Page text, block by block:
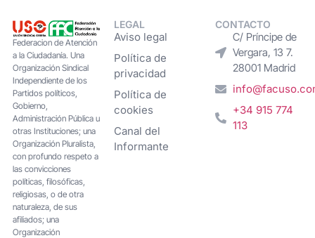
Federacion de Atención
a la Ciudadanía. Una
Organización Sindical
Independiente de los
Partidos políticos,
Gobierno,
Administración Pública u
otras Instituciones; una
Organización Pluralista,
con profundo respeto a
las convicciones
políticas, filosóficas,
religiosas, o de otra
naturaleza, de sus
afiliados; una
Organización
LEGAL
Aviso legal
Política de
privacidad
Política de
cookies
Canal del
Informante
CONTACTO
C/ Príncipe de
Vergara, 13 7.
28001 Madrid
+34 915 774
113